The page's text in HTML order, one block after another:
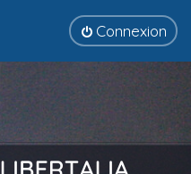
Connexion